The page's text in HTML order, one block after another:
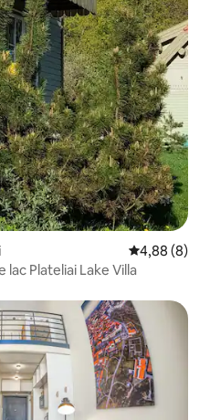
Évaluation
4,88 (8)
Plateliai Lake Villa